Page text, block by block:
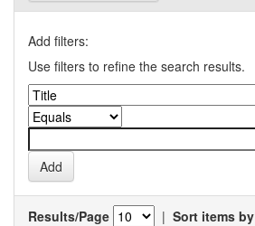
Add filters:
Use filters to refine the search results.
Results/Page | Sort items by